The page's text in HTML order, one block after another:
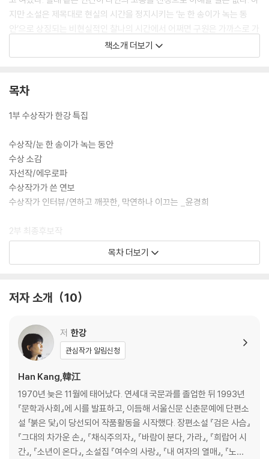
지만 소설은 제목대로 현실의 시간을 정지시키는 ‘눈 한 송이가 녹는 동
안’으로 상징되는 비현실적인 찰나의 시간에서 어쩌면 구원은 가까스로 가
능할지도 모른다는, 그 가능성을 시사하고 있다.
품”이라고 밝혔는데, 실제로 한강 작가는 소설 속 K처럼 옛 직장 선배의 죽
낸 것이다.
책소개 더보기
목차
1부 수상작가 한강 특집
수상작/눈 한 송이가 녹는 동안
수상 소감
자선작/에우로파
수상작가가 쓴 연보
수상작가 인터뷰/연하고 깨끗한, 막연하나 이끄는 _윤경희
2부 최종후보작
김애란 [입동]
이기호 [권순찬과 착한 사람들]
정소현 [어제의 일들]
조해진 [사물과의 작별]
황정은 [웃는 남자]
심사 경위/제15회 황순원문학상 심사 경위 _신준봉
심사평/고통과 구원, 아름답고 정교하게 맞물리다 _심진경
목차 더보기
저자 소개 10
저 한강
관심작가 알림신청
Han Kang,韓江
1970년 늦은 11월에 태어났다. 연세대 국문과를 졸업한 뒤 1993년
『문학과사회』에 시를 발표하고, 이듬해 서울신문 신춘문예에 단편소
설 「붉은 닻」이 당선되어 작품활동을 시작했다. 장편소설 『검은 사슴』
『그대의 차가운 손』, 『채식주의자』, 『바람이 분다, 가라』, 『희랍어 시
간』, 『소년이 온다』, 소설집 『여수의 사랑』, 『내 여자의 열매』, 『노랑